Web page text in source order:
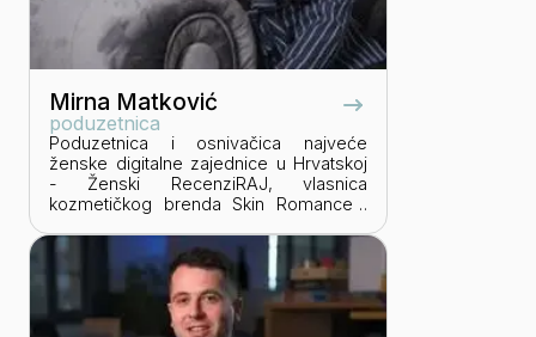
Mirna Matković
poduzetnica
Poduzetnica i osnivačica najveće
ženske digitalne zajednice u Hrvatskoj
- Ženski RecenziRAJ, vlasnica
kozmetičkog brenda Skin Romance i
struci magistra hrvatskog i engleskog
jezika i književnosti. Njezina zajednica
danas okuplja oko 700 tisuća žena, a
trenutačno zapošljava šest osoba i 15
vanjskih suradnika.